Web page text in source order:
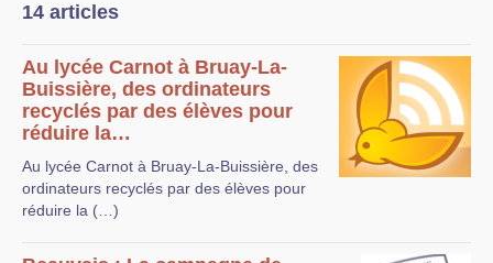
Contact
Les antennes
Espace membres
14 articles
Au lycée Carnot à Bruay-La-
Buissière, des ordinateurs
recyclés par des élèves pour
réduire la…
Au lycée Carnot à Bruay-La-Buissière, des
ordinateurs recyclés par des élèves pour
réduire la (…)